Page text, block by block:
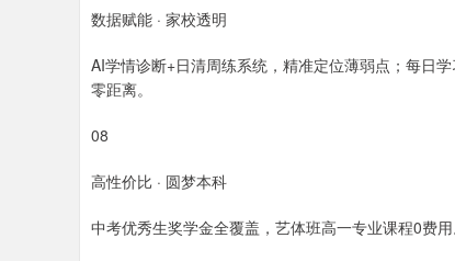
数据赋能 · 家校透明
AI学情诊断+日清周练系统，精准定位薄弱点；每日
零距离。
08
高性价比 · 圆梦本科
中考优秀生奖学金全覆盖，艺体班高一专业课程0费